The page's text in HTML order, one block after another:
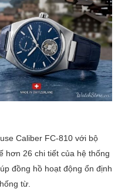
Caliber FC-810 với bộ
hơn 26 chi tiết của hệ thống
đồng hồ hoạt động ổn định
từ.